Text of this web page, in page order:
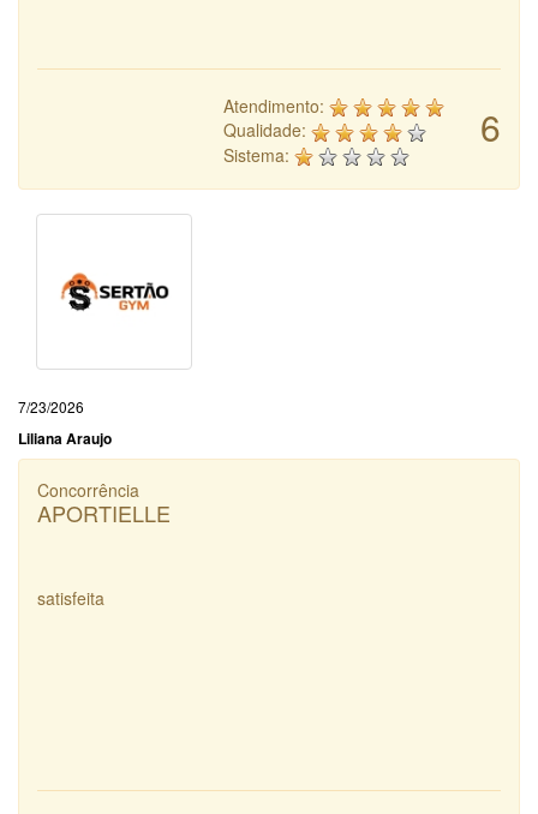
6
Atendimento:
Qualidade:
Sistema:
7/23/2026
Liliana Araujo
Concorrência
APORTIELLE
satisfeita